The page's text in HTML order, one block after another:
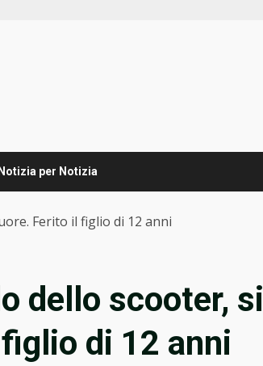
Notizia per Notizia
Ferito il figlio di 12 anni
dello scooter, si
di 12 anni